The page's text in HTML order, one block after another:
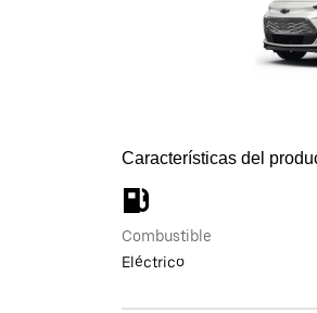
Características del
Combustible
Eléctrico